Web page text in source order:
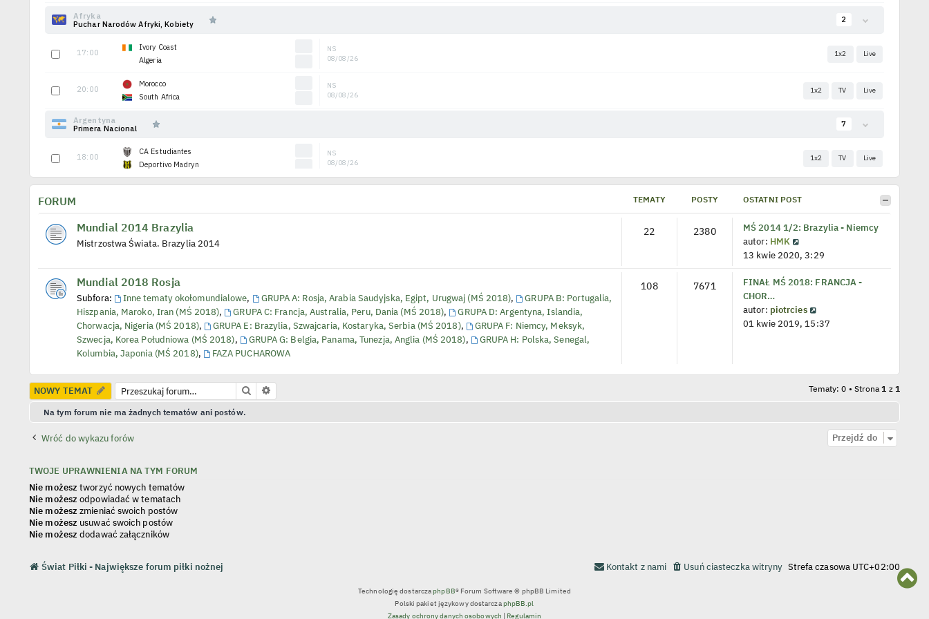
FORUM TEMATY POSTY OSTATNI POST
Mundial 2014 Brazylia
Mistrzostwa Świata. Brazylia 2014
22 2380
MŚ 2014 1/2: Brazylia - Niemcy
autor: HMK
y
w
e
t
j
o
w
13 kwie 2020, 3:29
Mundial 2018 Rosja
Subfora: Inne tematy okołomundialowe, GRUPA A: Rosja, Arabia Saudyjska, Egipt, Urugwaj (MŚ 2018),
GRUPA B: Portugalia,
Hiszpania, Maroko, Iran (MŚ 2018), GRUPA C: Francja, Australia, Peru, Dania (MŚ 2018),
GRUPA D: Argentyna, Islandia,
Chorwacja, Nigeria (MŚ 2018), GRUPA E: Brazylia, Szwajcaria, Kostaryka, Serbia (MŚ 2018),
GRUPA F: Niemcy, Meksyk,
Szwecja, Korea Południowa (MŚ 2018), GRUPA G: Belgia, Panama, Tunezja, Anglia (MŚ 2018),
GRUPA H: Polska, Senegal,
Kolumbia, Japonia (MŚ 2018), FAZA PUCHAROWA
108 7671
FINAŁ MŚ 2018: FRANCJA -
CHOR…
autor: piotrcies
y
e
t
l
n
s
01 kwie 2019, 15:37
NOWY TEMAT Szukaj Tematy: 0 • Strona1 z 1
Na tym forum nie ma żadnych tematów ani postów.
Wróć do wykazu forów Przejdź do
TWOJE UPRAWNIENIA NA TYM FORUM
Nie możesz tworzyć nowych tematów
Nie możesz odpowiadać w tematach
Nie możesz zmieniać swoich postów
Nie możesz usuwać swoich postów
Nie możesz dodawać załączników
N
Świat Piłki - Największe forum piłki nożnej Strefa czasowa UTC+02:00
Usuń ciasteczka witryny
Kontakt z nami
Technologię dostarczaphpBB® Forum Software © phpBB Limited
Polski pakiet językowy dostarczaphpBB.pl
Zasady ochrony danych osobowych | Regulamin